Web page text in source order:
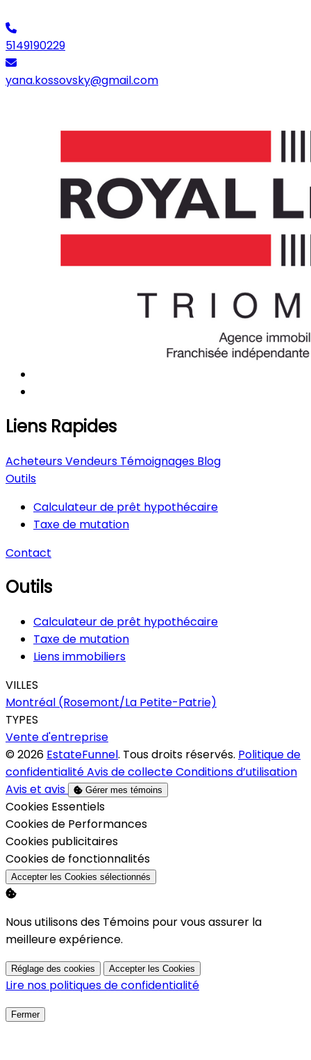
5149190229
yana.kossovsky@gmail.com
Liens Rapides
AcheteursVendeurs Témoignages Blog
Outils
Calculateur de prêt hypothécaire
Taxe de mutation
Contact
Outils
Calculateur de prêt hypothécaire
Taxe de mutation
Liens immobiliers
VILLES
Montréal (Rosemont/La Petite-Patrie)
TYPES
Vente d'entreprise
© 2026 EstateFunnel. Tous droits réservés. Politique de
confidentialitéAvis de collecteConditions d’utilisation
Avis et avis
Gérer mes témoins
Activer
Cookies Essentiels
Activer
Cookies de Performances
Activer
Cookies publicitaires
Activer
Cookies de fonctionnalités
Accepter les Cookies sélectionnés
Nous utilisons des Témoins pour vous assurer la
meilleure expérience.
Réglage des cookies Accepter les Cookies
Lire nos politiques de confidentialité
Fermer